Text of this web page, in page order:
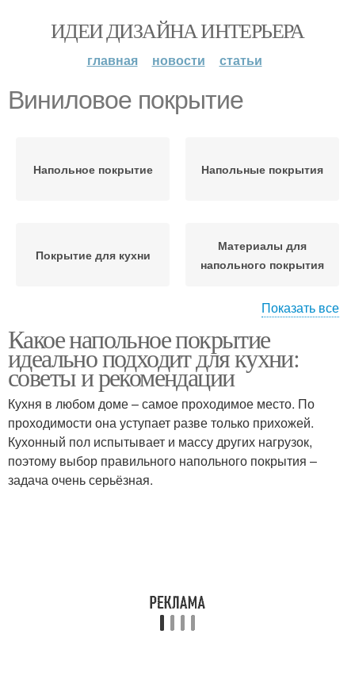
ИДЕИ ДИЗАЙНА ИНТЕРЬЕРА
главная новости статьи
Виниловое покрытие
Напольное покрытие Напольные покрытия
Покрытие для кухни
Материалы для
напольного покрытия
Покрытия на кухне
доска
Показать все
Какое напольное покрытие
идеально подходит для кухни:
советы и рекомендации
Кухня в любом доме – самое проходимое место. По
проходимости она уступает разве только прихожей.
Кухонный пол испытывает и массу других нагрузок,
поэтому выбор правильного напольного покрытия –
задача очень серьёзная.